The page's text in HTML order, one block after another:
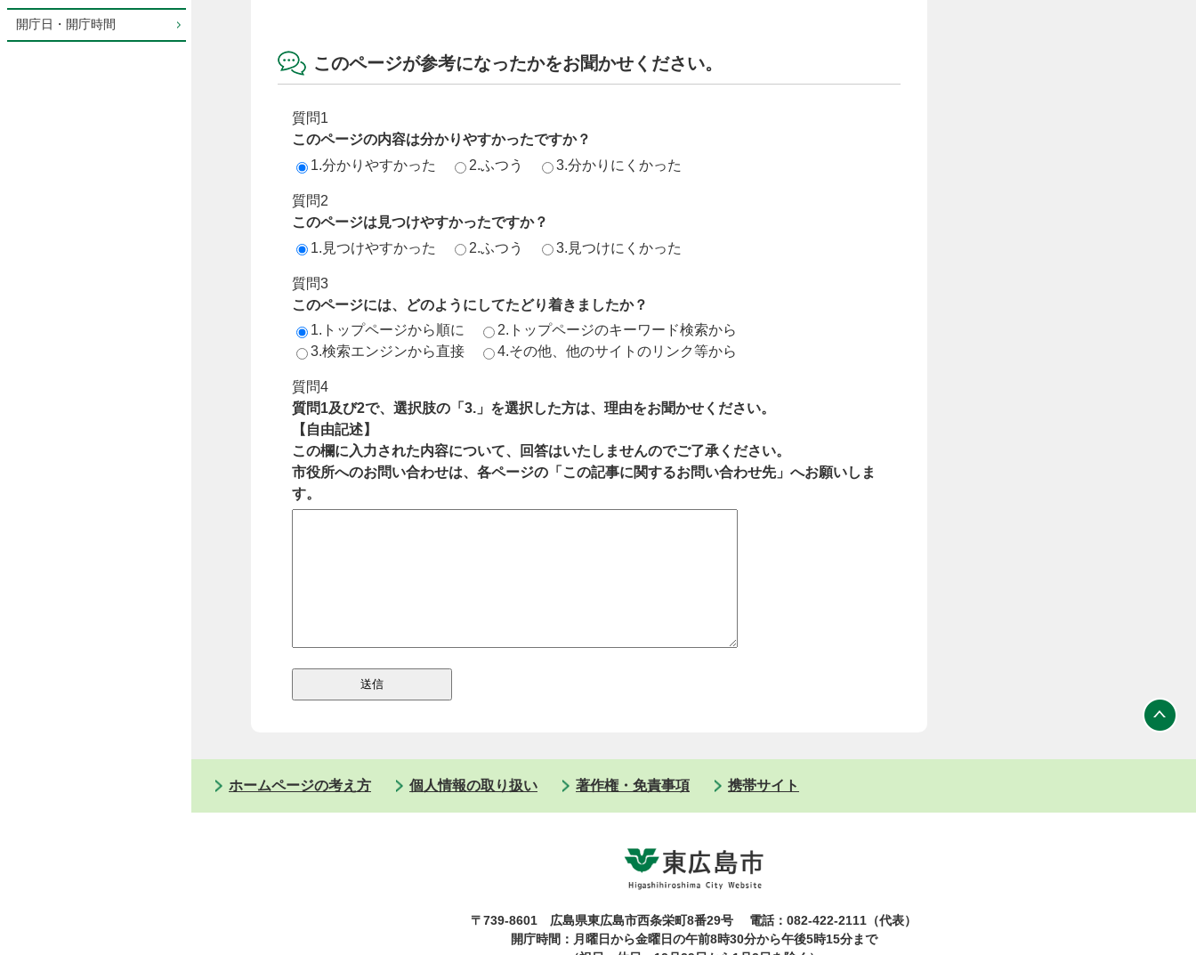
開庁日・開庁時間
このページが参考になったかをお聞かせください。
質問1
このページの内容は分かりやすかったですか？
1.分かりやすかった
2.ふつう 3.分かりにくかった
質問2
このページは見つけやすかったですか？
1.見つけやすかった
2.ふつう 3.見つけにくかった
質問3
このページには、どのようにしてたどり着きましたか？
1.トップページから順に
2.トップページのキーワード検索から
3.検索エンジンから直接
4.その他、他のサイトのリンク等から
質問4
質問1及び2で、選択肢の「3.」を選択した方は、理由をお聞かせください。
【自由記述】
この欄に入力された内容について、回答はいたしませんのでご了承ください。
市役所へのお問い合わせは、各ページの「この記事に関するお問い合わせ先」へお願いしま
す。
ホームページの考え方 個人情報の取り扱い 著作権・免責事項 携帯サイト
〒739-8601 広島県東広島市西条栄町8番29号
電話：082-422-2111（代表）
開庁時間：月曜日から金曜日の午前8時30分から午後5時15分まで